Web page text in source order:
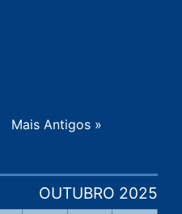
Mais Antigos »
OUTUBRO 2025